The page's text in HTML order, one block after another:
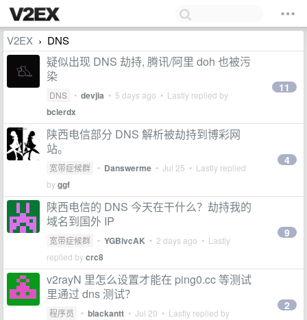
V2EX › DNS
疑似出现 DNS 劫持, 腾讯/阿里 doh 也被污
染
DNS • devjia • 5 days ago • Lastly replied by
bclerdx
11
陕西电信部分 DNS 解析被劫持到博彩网
站。
宽带症候群 • Danswerme • Jul 25 • Lastly replied
byggf
4
陕西电信的 DNS 今天在干什么？劫持我的
域名到国外 IP
宽带症候群 • YGBlvcAK • 2 days ago • Lastly
replied bycrc8
9
v2rayN 里怎么设置才能在 ping0.cc 等测试
里通过 dns 测试？
程序员 • blackantt • Jul 20 • Lastly replied by
2